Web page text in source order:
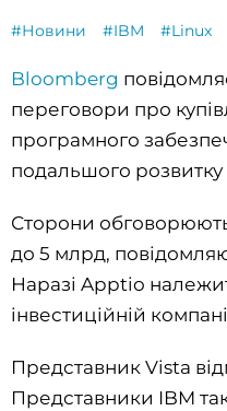
#Новини #IBM #Linux
Bloomberg
переговори про
програмного
подальшого розвитку
Сторони обговорюють
до 5 млрд,
Наразі Apptio
інвестиційній
Представник Vista
Представники IBM